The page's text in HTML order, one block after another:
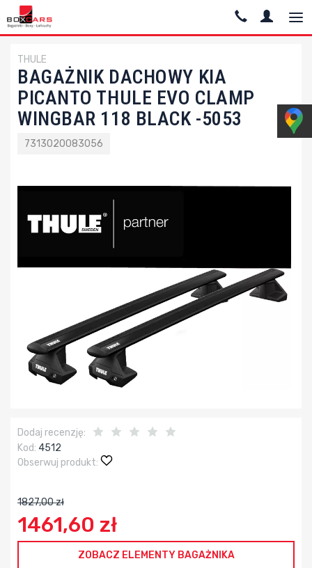
THULE
BAGAŻNIK DACHOWY KIA
PICANTO THULE EVO CLAMP
WINGBAR 118 BLACK -5053
7313020083056
Dodaj recenzję:
Kod: 4512
Obserwuj produkt:
1827,00 zł
1461,60 zł
ZOBACZ ELEMENTY BAGAŻNIKA